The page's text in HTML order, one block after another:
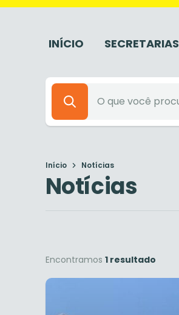
INÍCIO SECRETARIAS
Início Notícias
Notícias
Encontramos 1 resultado